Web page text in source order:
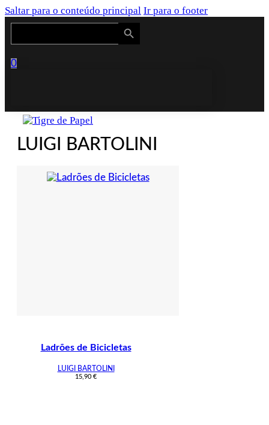
Saltar para o conteúdo principal Ir para o footer
Search
Search Button
0
LUIGI BARTOLINI
Ladrões de Bicicletas
LUIGI BARTOLINI
15,90 €